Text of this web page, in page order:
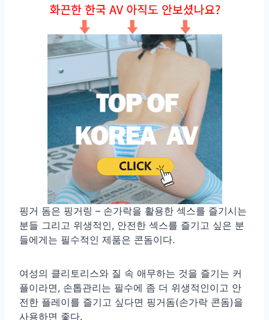
핑거 돔은 핑거링 – 손가락을 활용한 섹스를 즐기시는
분들 그리고 위생적인, 안전한 섹스를 즐기고 싶은 분
들에게는 필수적인 제품은 콘돔이다.
여성의 클리토리스와 질 속 애무하는 것을 즐기는 커
플이라면, 손톱관리는 필수에 좀 더 위생적인이고 안
전한 플레이를 즐기고 싶다면 핑거돔(손가락 콘돔)을
사용하면 좋다.